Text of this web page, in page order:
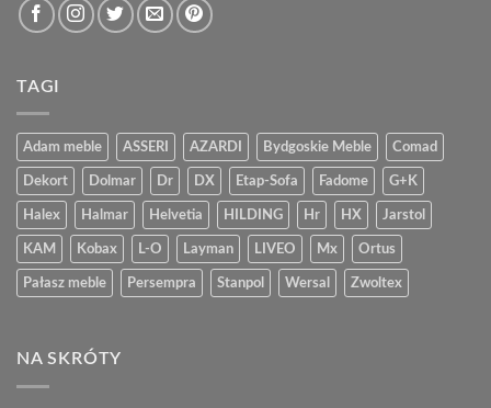
TAGI
Adam meble ASSERI AZARDI Bydgoskie Meble Comad
Dekort Dolmar Dr DX Etap-Sofa Fadome G+K
Halex Halmar Helvetia HILDING Hr HX Jarstol
KAM Kobax L-O Layman LIVEO Mx Ortus
Pałasz meble Persempra Stanpol Wersal Zwoltex
NA SKRÓTY